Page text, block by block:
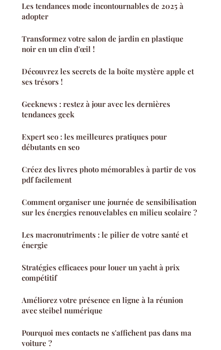
Les tendances mode incontournables de 2025 à
adopter
Transformez votre salon de jardin en plastique
noir en un clin d'œil !
Découvrez les secrets de la boîte mystère apple et
ses trésors !
Geeknews : restez à jour avec les dernières
tendances geek
Expert seo : les meilleures pratiques pour
débutants en seo
Créez des livres photo mémorables à partir de vos
pdf facilement
Comment organiser une journée de sensibilisation
sur les énergies renouvelables en milieu scolaire ?
Les macronutriments : le pilier de votre santé et
énergie
Stratégies efficaces pour louer un yacht à prix
compétitif
Améliorez votre présence en ligne à la réunion
avec steibel numérique
Pourquoi mes contacts ne s'affichent pas dans ma
voiture ?